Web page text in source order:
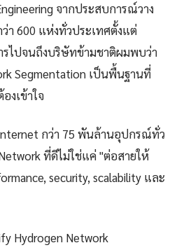
จากประสบการณ์วาง
า 600 แห่งทั่วประเทศตั้งแต่
รไปจนถึงบริษัทข้ามชาติผมพบว่า
Segmentation เป็นพื้นฐานที่
งเข้าใจ
กว่า 75 พันล้านอุปกรณ์ทั่ว
ที่ดีไม่ใช่แค่ "ต่อสายให้
security, scalability และ
Hydrogen Network